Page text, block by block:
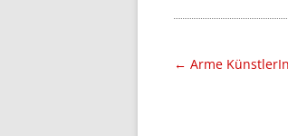
Beitragsnavigation
← Arme